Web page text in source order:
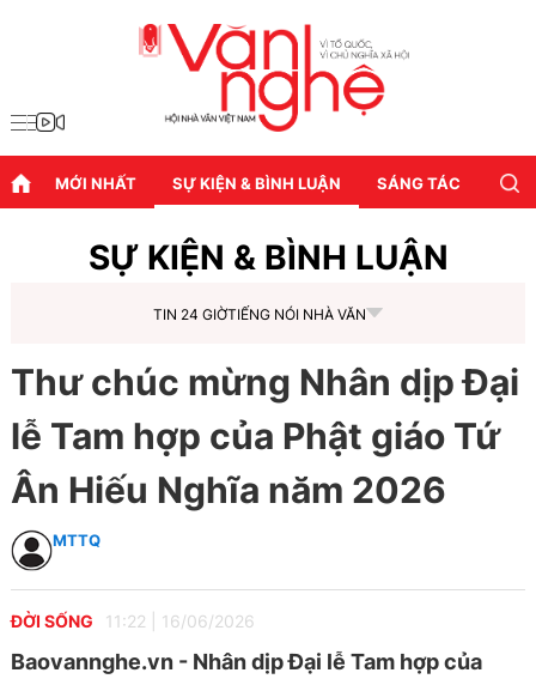
MỚI NHẤT SỰ KIỆN & BÌNH LUẬN SÁNG TÁC
SỰ KIỆN & BÌNH LUẬN
TIN 24 GIỜTIẾNG NÓI NHÀ VĂN
Thư chúc mừng Nhân dịp Đại
lễ Tam hợp của Phật giáo Tứ
Ân Hiếu Nghĩa năm 2026
MTTQ
ĐỜI SỐNG 11:22 16/06/2026
Baovannghe.vn - Nhân dịp Đại lễ Tam hợp của